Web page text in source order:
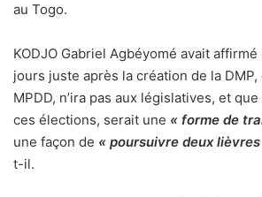
au Togo.
KODJO Gabriel Agbéyomé avait affirmé
jours juste après la création de la
MPDD, n’ira pas aux législatives, et
ces élections, serait une « forme de
une façon de « poursuivre deux
t-il.